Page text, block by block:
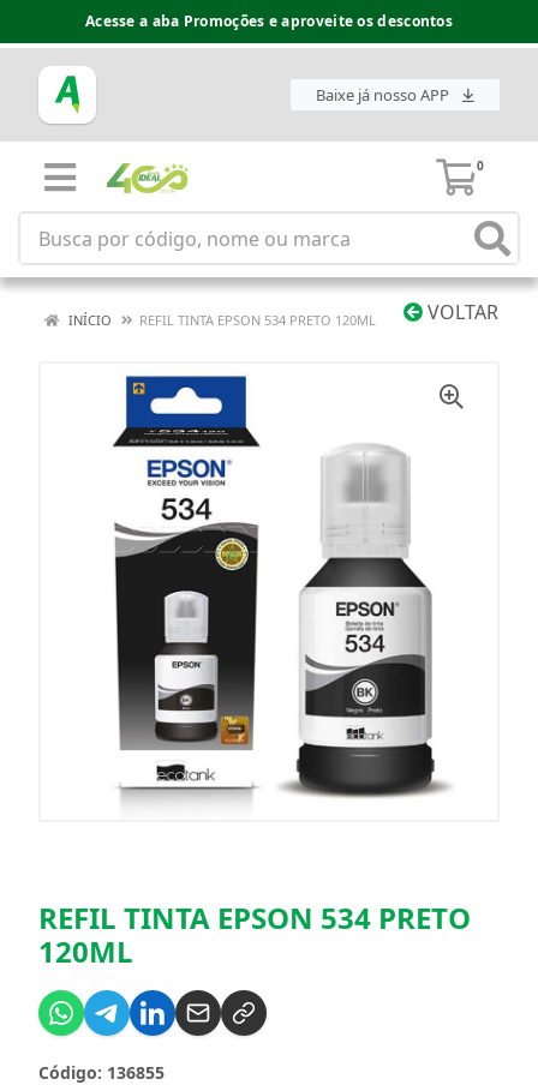
Acesse a aba Promoções e aproveite os descontos
Baixe já nosso APP
0
VOLTAR
INÍCIO REFIL TINTA EPSON 534 PRETO 120ML
REFIL TINTA EPSON 534 PRETO
120ML
Código: 136855